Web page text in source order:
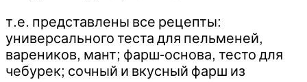
т.е. представлены все рецепты:
универсального теста для пельменей,
вареников, мант; фарш-основа, тесто для
чебурек; сочный и вкусный фарш из